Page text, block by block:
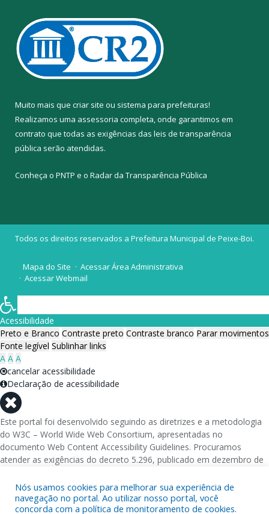
Muito mais que criar site ou sistema para prefeituras!
Realizamos uma assessoria completa, onde garantimos em
contrato que todas as exigências das leis de transparência
pública serão atendidas.
Conheça o PNTP e o Radar da Transparência Pública
Todos os direitos reservados a Prefeitura Municipal de Peixe-Boi.
Mapa do Site
Acessar Área Administrativa
Acessar Webmail
Nós usamos cookies para melhorar sua experiência de
navegação no portal. Ao utilizar nosso portal, você
concorda com a política de monitoramento de cookies.
Acessibilidade
Preto e Branco Contraste preto Contraste branco Parar movimentos
Fonte legível Sublinhar links
A A A
cancelar acessibilidade
Declaração de acessibilidade
Este portal foi desenvolvido seguindo as diretrizes e a metodologia
do W3C – World Wide Web Consortium, apresentadas no
documento Web Content Accessibility Guidelines. Procuramos
atender as exigências do decreto 5.296, publicado em dezembro de
eletrônicos da administração pública na rede mundial de
computadores para o uso das pessoas com necessidades especiais,
garantindo-lhes o pleno acesso aos conteúdos disponíveis.